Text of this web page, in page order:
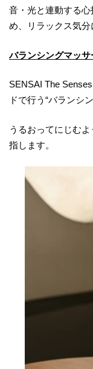
音・光と連動する
め、リラックス気分
バランシングマッ
SENSAI The
ドで行う“バランシ
うるおってにじむ
指します。